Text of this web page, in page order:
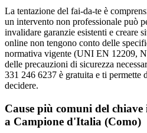
La tentazione del fai-da-te è
un intervento non professionale può
invalidare garanzie esistenti e creare
online non tengono conto delle
normativa vigente (UNI EN 12209,
delle precauzioni di sicurezza
331 246 6237 è gratuita e ti permette
decidere.
Cause più comuni del
a Campione d'Italia (Como)